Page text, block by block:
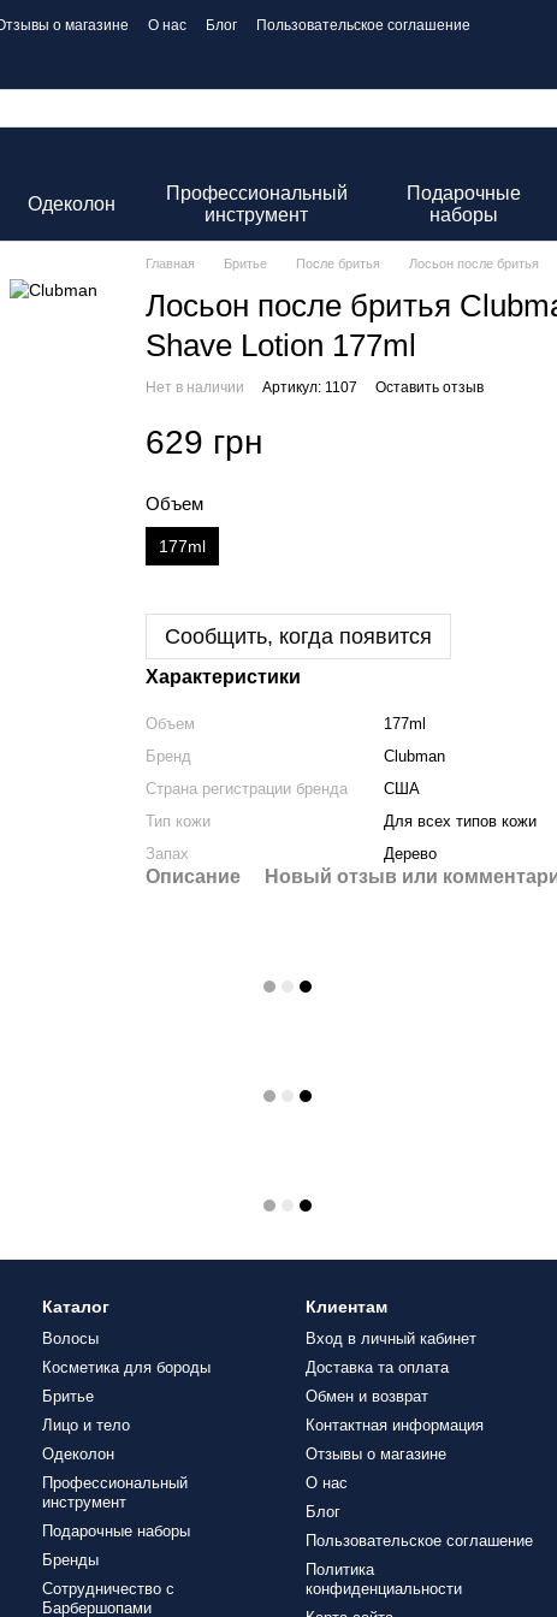
о магазине О нас Блог
Пользовательское соглашение
Одеколон
Профессиональный
инструмент
Подарочные
наборы
Главная Бритье После бритья Лосьон после бритья
Лосьон после бритья
Shave Lotion 177ml
Нет в наличии Артикул: 1107 Оставить отзыв
629 грн
Объем
177ml
Сообщить, когда появится
Характеристики
Объем
177ml
Бренд
Clubman
Страна регистрации бренда
США
Тип кожи
Для всех типов кожи
Запах
Дерево
Описание Новый отзыв или
Каталог
Волосы
Косметика для бороды
Бритье
Лицо и тело
Одеколон
Профессиональный
инструмент
Подарочные наборы
Бренды
Сотрудничество с
Барбершопами
Клиентам
Вход в личный кабинет
Доставка та оплата
Обмен и возврат
Контактная информация
Отзывы о магазине
О нас
Блог
Пользовательское соглашение
Политика
конфиденциальности